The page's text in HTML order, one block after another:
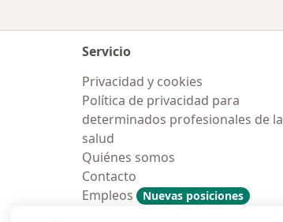
Servicio
Privacidad y cookies
Política de privacidad para
determinados profesionales de la
salud
Quiénes somos
Contacto
Empleos
Nuevas posiciones